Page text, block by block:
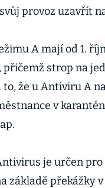
provoz uzavřít
A mají od 1.
přičemž strop na
to, že u Antiviru A
v
je určen
základě překážky